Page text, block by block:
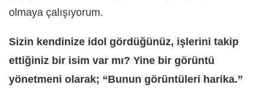
olmaya çalışıyorum.
Sizin kendinize idol gördüğünüz, işlerini takip
ettiğiniz bir isim var mı? Yine bir görüntü
yönetmeni olarak; “Bunun görüntüleri harika.”